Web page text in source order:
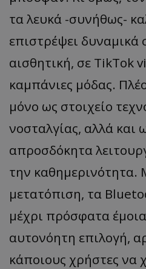
τα λευκά -συνήθως-
επιστρέψει
αισθητική, σε TikTok
καμπάνιες μόδας.
μόνο ως στοιχείο
νοσταλγίας, αλλά και
απροσδόκητα
την καθημερινότητα.
μετατόπιση, τα
μέχρι πρόσφατα
αυτονόητη επιλογή,
κάποιους χρήστες να